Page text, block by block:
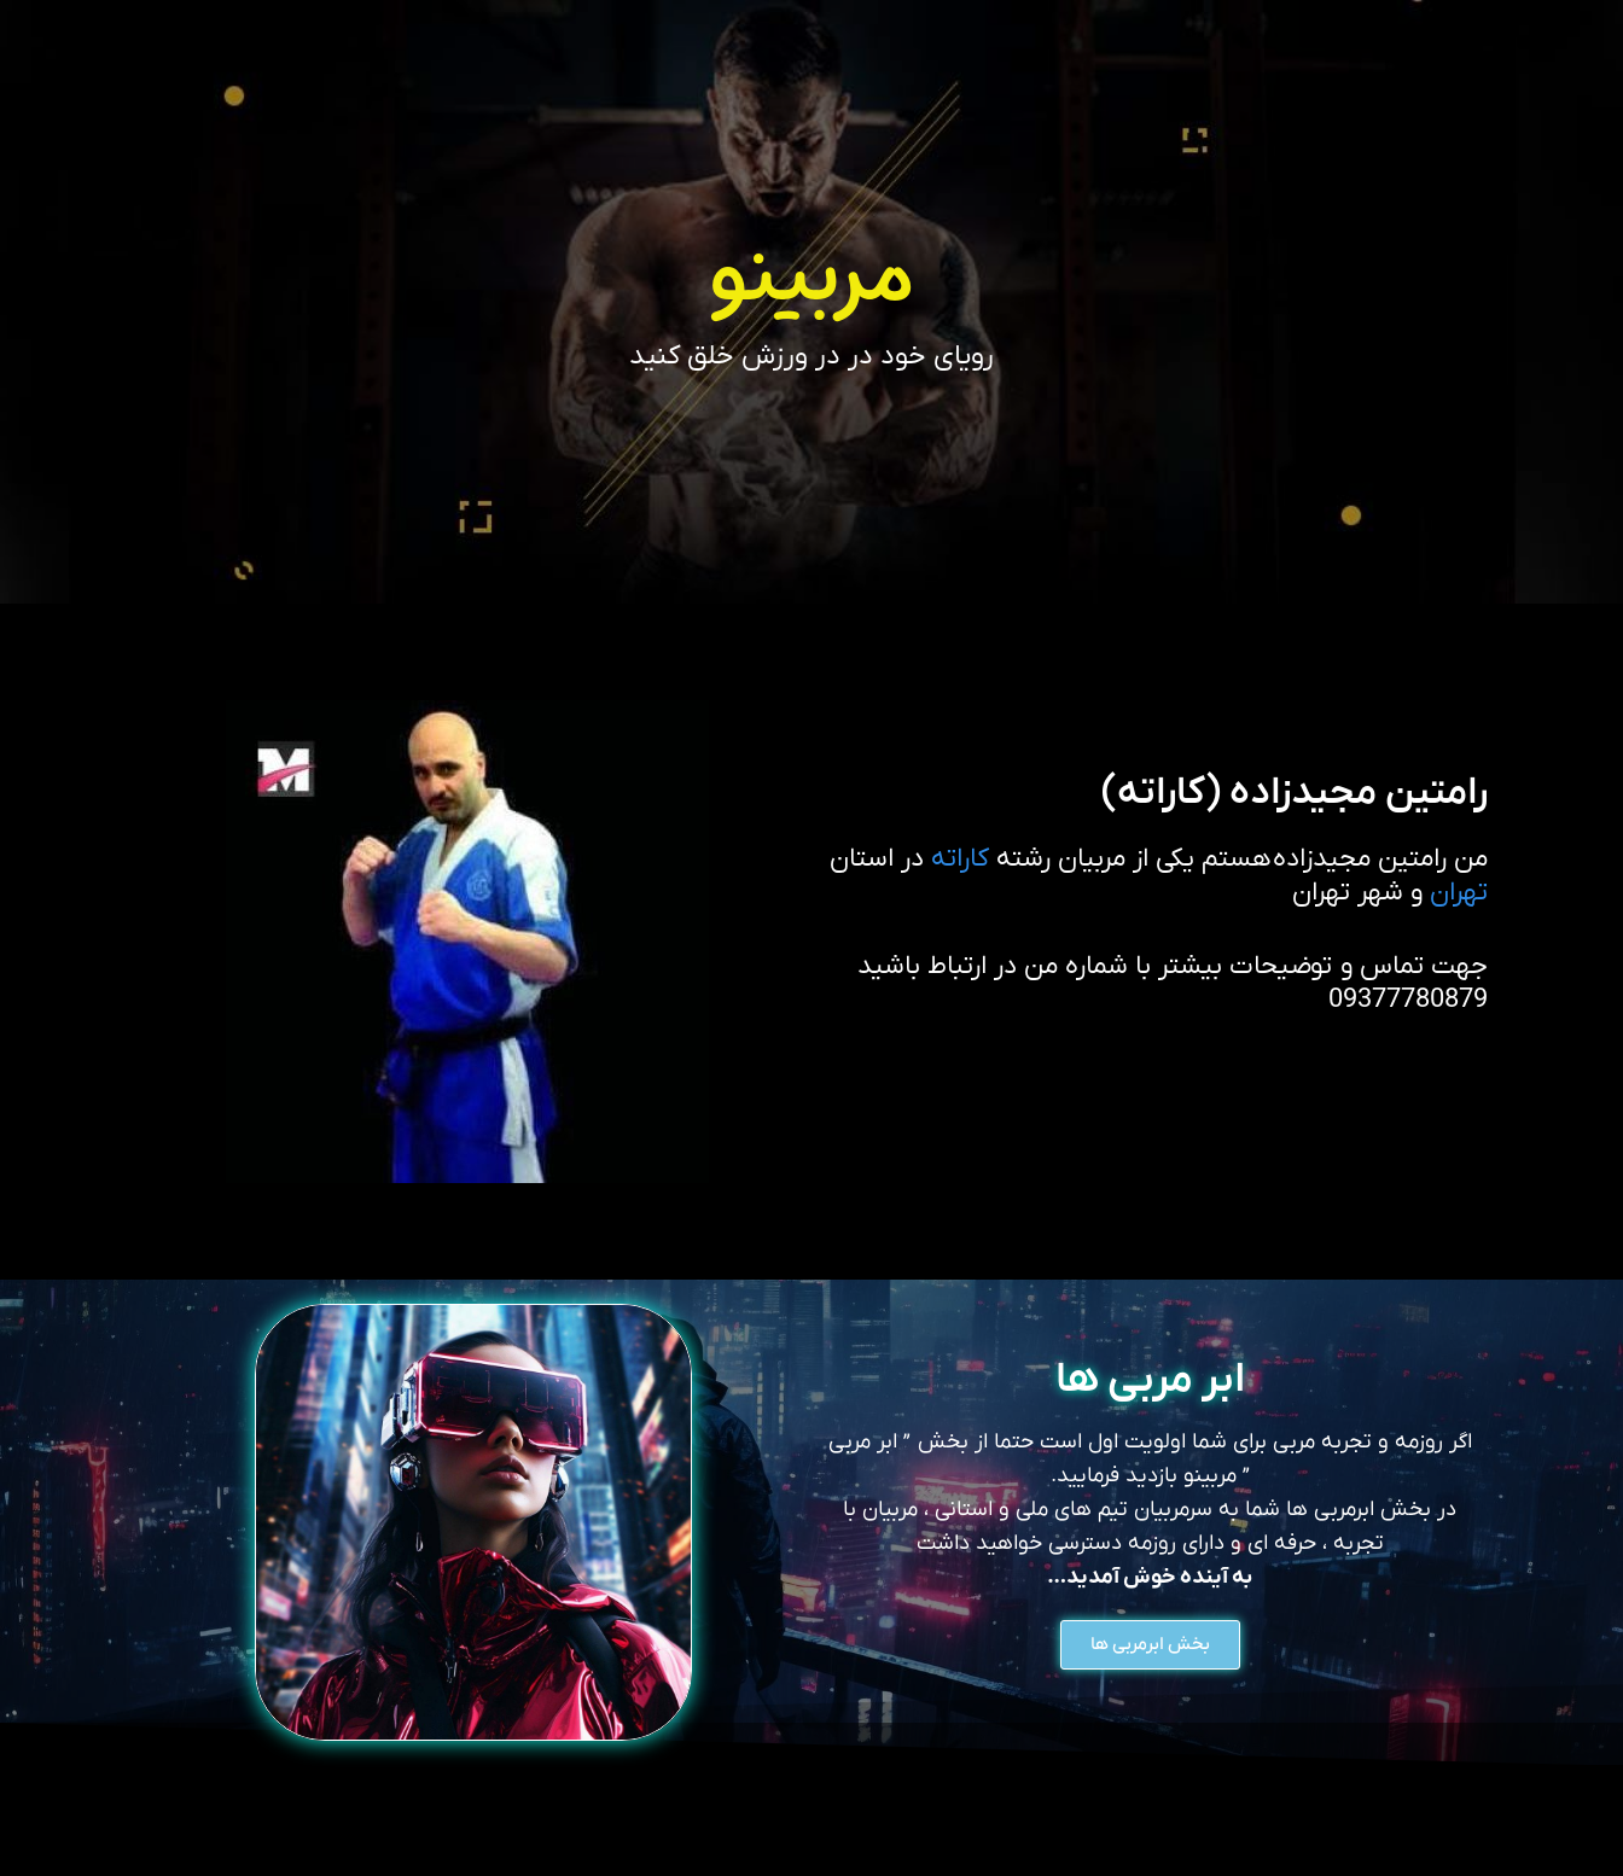
مربینو
رویای خود در در ورزش خلق کنید
رامتین مجیدزاده (کاراته)
من رامتین مجیدزاده هستم یکی از مربیان رشته کاراته در استان
تهران و شهر تهران
جهت تماس و توضیحات بیشتر با شماره من در ارتباط باشید
09377780879
ابر مربی ها
اگر روزمه و تجربه مربی برای شما اولویت اول است حتما از بخش ” ابر مربی
” مربینو بازدید فرمایید.
در بخش ابرمربی ها شما به سرمربیان تیم های ملی و استانی ، مربیان با
تجربه ، حرفه ای و دارای روزمه دسترسی خواهید داشت
به آینده خوش آمدید…
بخش ابرمربی ها